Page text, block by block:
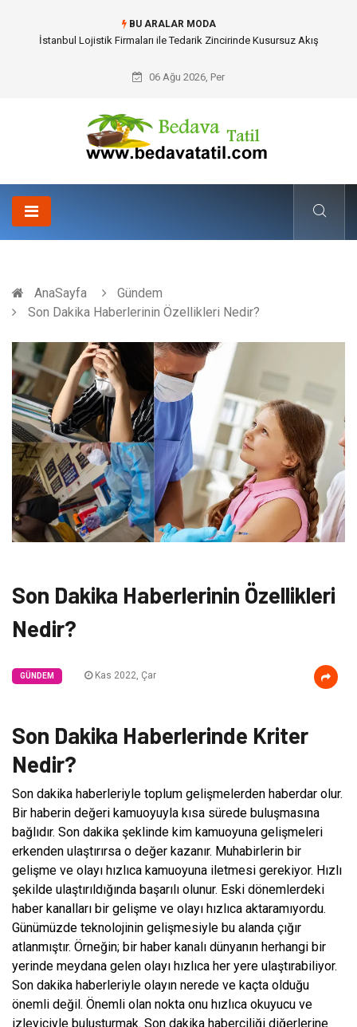
BU ARALAR MODA
Dalaman Bozburun Transfer: Seyahat Prestijinde Ve Zaman Yönetiminde
06 Ağu 2026, Per
AnaSayfa
Gündem
Son Dakika Haberlerinin Özellikleri Nedir?
Son Dakika Haberlerinin Özellikleri
Nedir?
GÜNDEM Kas 2022, Çar
Son Dakika Haberlerinde Kriter
Nedir?
Son dakika haberleriyle toplum gelişmelerden haberdar olur.
Bir haberin değeri kamuoyuyla kısa sürede buluşmasına
bağlıdır. Son dakika şeklinde kim kamuoyuna gelişmeleri
erkenden ulaştırırsa o değer kazanır. Muhabirlerin bir
gelişme ve olayı hızlıca kamuoyuna iletmesi gerekiyor. Hızlı
şekilde ulaştırıldığında başarılı olunur. Eski dönemlerdeki
haber kanalları bir gelişme ve olayı hızlıca aktaramıyordu.
Günümüzde teknolojinin gelişmesiyle bu alanda çığır
atlanmıştır. Örneğin; bir haber kanalı dünyanın herhangi bir
yerinde meydana gelen olayı hızlıca her yere ulaştırabiliyor.
Son dakika haberleriyle olayın nerede ve kaçta olduğu
önemli değil. Önemli olan nokta onu hızlıca okuyucu ve
izleyiciyle buluşturmak. Son dakika haberciliği diğerlerine